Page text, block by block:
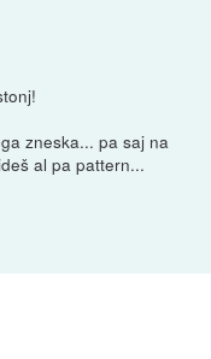
zneska... pa saj na
al pa pattern...